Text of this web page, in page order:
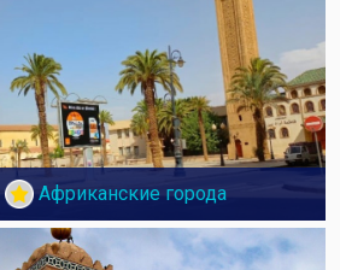
Африканские города